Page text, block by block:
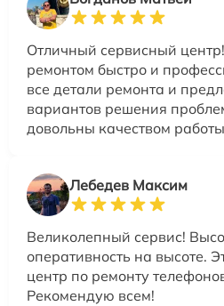
Отличный сервисный
ремонтом быстро и
все детали ремонта и
вариантов решения
довольны качеством
Лебедев Максим
Великолепный сервис!
оперативность на высоте.
центр по ремонту
Рекомендую всем!